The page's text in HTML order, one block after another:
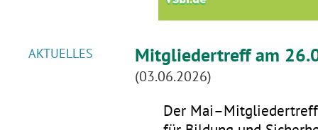
AKTUELLES Mitgliedertreff am
(03.06.2026)
Der